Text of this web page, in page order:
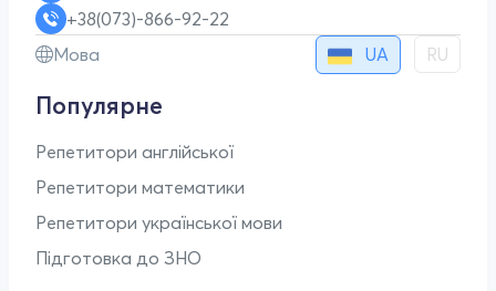
+38(073)-866-92-22
Мова
UA RU
Популярне
Репетитори англійської
Репетитори математики
Репетитори української мови
Підготовка до ЗНО